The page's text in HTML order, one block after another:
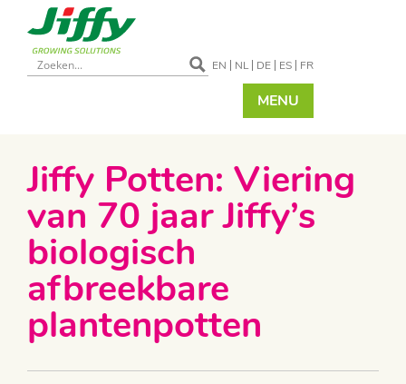
EN NL DE ES FR
MENU
Jiffy Potten: Viering
van 70 jaar Jiffy’s
biologisch
afbreekbare
plantenpotten